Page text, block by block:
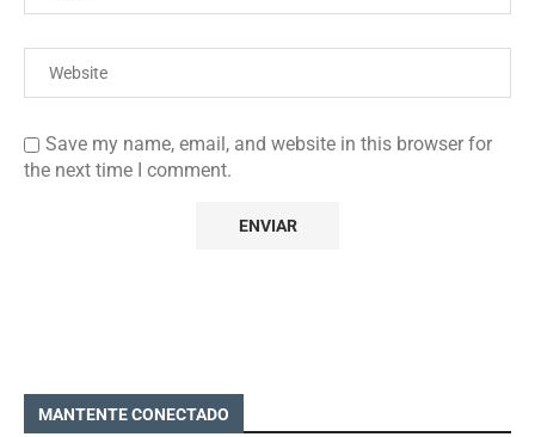
Save my name, email, and website in this browser for
the next time I comment.
MANTENTE CONECTADO